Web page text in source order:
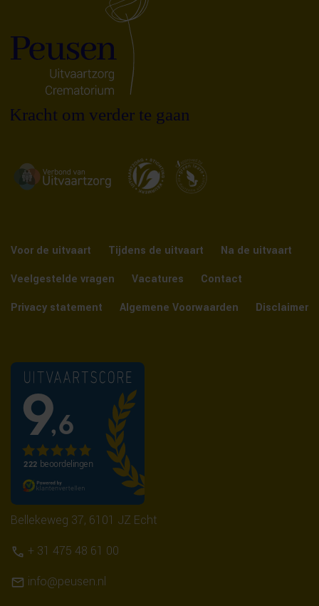
Voor de uitvaart Tijdens de uitvaart
Na de uitvaart
Veelgestelde vragen
Vacatures
Contact
Privacy statement
Algemene Voorwaarden Disclaimer
Bellekeweg 37, 6101 JZ Echt
+ 31 475 48 61 00
info@peusen.nl